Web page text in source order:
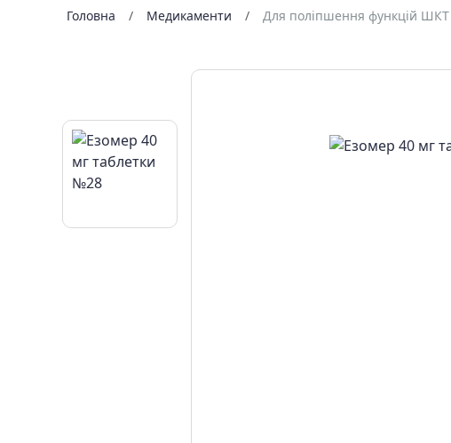
Головна Медикаменти Для поліпшення функцій ШКТ